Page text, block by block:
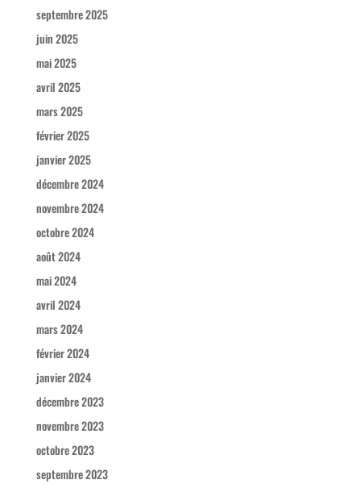
septembre 2025
juin 2025
mai 2025
avril 2025
mars 2025
février 2025
janvier 2025
décembre 2024
novembre 2024
octobre 2024
août 2024
mai 2024
avril 2024
mars 2024
février 2024
janvier 2024
décembre 2023
novembre 2023
octobre 2023
septembre 2023